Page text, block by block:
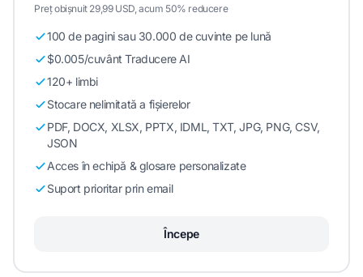
Preț obișnuit 29,99 USD, acum 50% reducere
100 de pagini sau 30.000 de cuvinte pe lună
$0.005/cuvânt Traducere AI
120+ limbi
Stocare nelimitată a fișierelor
PDF, DOCX, XLSX, PPTX, IDML, TXT, JPG, PNG, CSV,
JSON
Acces în echipă & glosare personalizate
Suport prioritar prin email
Începe